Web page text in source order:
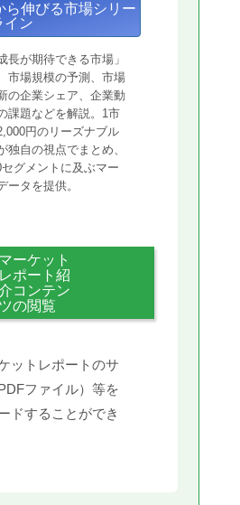
ら伸びる市場シリー
イン
長が期待できる市場」
市場規模の予測、市場
の企業シェア、企業動
課題などを解説。1市
円のリーズナブル
独自の視点でまとめ、
グメントに及ぶマー
ータを提供。
マーケット
レポート紹
コンテン
ツの閲覧
ットレポートのサ
ファイル）等を
ドすることができ